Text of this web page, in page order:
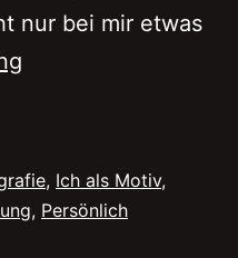
nur bei mir etwas
vom
Ende
, Ich als Motiv,
, Persönlich